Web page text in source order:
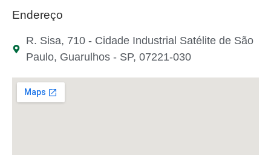
Endereço
R. Sisa, 710 - Cidade Industrial Satélite de São
Paulo, Guarulhos - SP, 07221-030